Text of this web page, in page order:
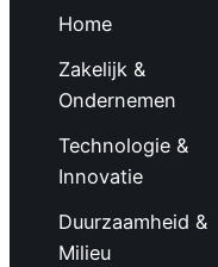
Home
Zakelijk &
Ondernemen
Technologie &
Innovatie
Duurzaamheid &
Milieu